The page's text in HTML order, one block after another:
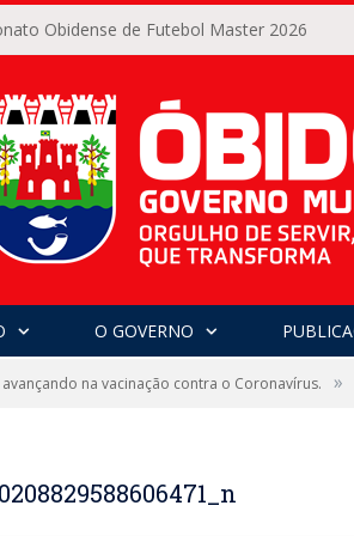
Obidense de Futebol Master 2026
O GOVERNO
avançando na vacinação contra o Coronavírus. »